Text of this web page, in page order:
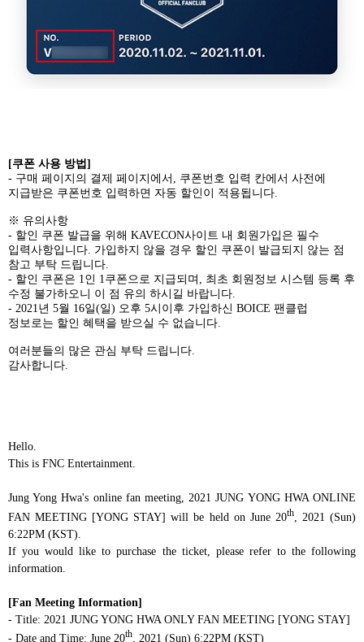
[쿠폰 사용 방법 ]
- 구매 페이지의 결제 페이지에서 , 쿠폰번호 입력 칸에서 사전에
지급받은 쿠폰번호 입력하면 자동 할인이 적용됩니다.
※ 유의사항
- 할인 쿠폰 발급을 위해 KAVECON사이트 내 회원가입은 필수
입력사항입니다. 가입하지 않을 경우 할인 쿠폰이 발급되지 않는 점
참고 부탁 드립니다.
- 할인 쿠폰은 1인 1쿠폰으로 지급되며 , 최초 회원정보 시스템 등록 후
수정 불가하오니 이 점 유의 하시길 바랍니다.
- 2021년 5월 16일(일) 오후 5시이후 가입하신 BOICE 팬클럽
정보로는 할인 혜택을 받으실 수 없습니다.
여러분들의 많은 관심 부탁 드립니다.
감사합니다.
Hello.
This is FNC Entertainment.
Jung Yong Hwa's online fan meeting, 2021 JUNG YONG HWA ONLINE
FAN MEETING [YONG STAY] will be held on June 20th, 2021 (Sun)
6:22PM (KST).
If you would like to purchase the ticket, please refer to the following
information.
[Fan Meeting Information]
- Title: 2021 JUNG YONG HWA ONLY FAN MEETING [YONG STAY]
- Date and Time: June 20th, 2021 (Sun) 6:22PM (KST)